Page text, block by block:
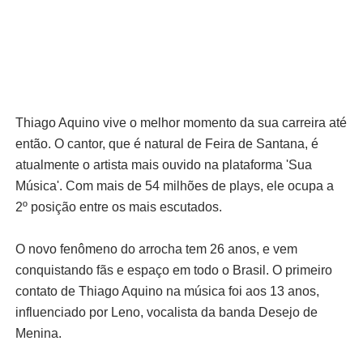
Thiago Aquino vive o melhor momento da sua carreira até
então. O cantor, que é natural de Feira de Santana, é
atualmente o artista mais ouvido na plataforma 'Sua
Música'. Com mais de 54 milhões de plays, ele ocupa a
2º posição entre os mais escutados.
O novo fenômeno do arrocha tem 26 anos, e vem
conquistando fãs e espaço em todo o Brasil. O primeiro
contato de Thiago Aquino na música foi aos 13 anos,
influenciado por Leno, vocalista da banda Desejo de
Menina.